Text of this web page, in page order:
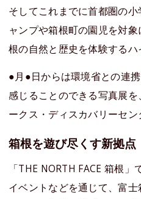
そしてこれまでに首都圏の
ャンプや箱根町の園児を対
根の自然と歴史を体験するハ
●月●日からは環境省との連
感じることのできる写真展
ークス・ディスカバリーセン
箱根を遊び尽くす新拠点
「THE NORTH FACE 箱根
イベントなどを通じて、富